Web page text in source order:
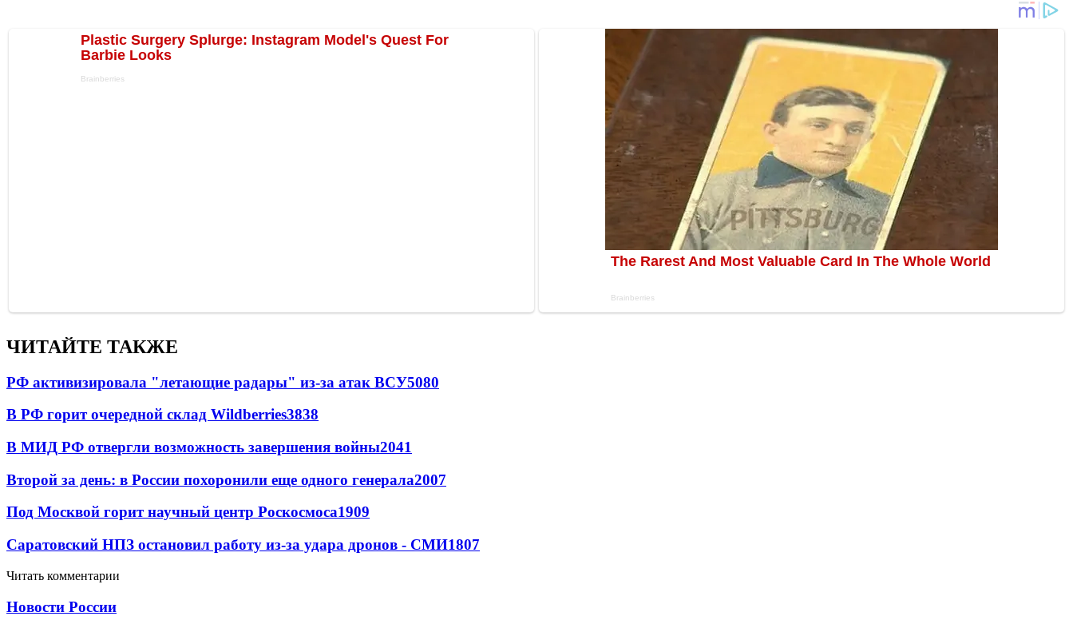
ЧИТАЙТЕ ТАКЖЕ
РФ активизировала "летающие радары" из-за атак ВСУ5080
В РФ горит очередной склад Wildberries3838
В МИД РФ отвергли возможность завершения войны2041
Второй за день: в России похоронили еще одного генерала2007
Под Москвой горит научный центр Роскосмоса1909
Саратовский НПЗ остановил работу из-за удара дронов - СМИ1807
Читать комментарии
Новости России